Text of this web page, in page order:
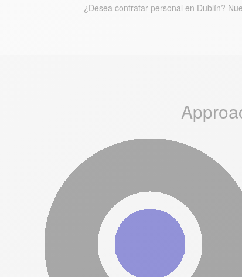
¿Desea contratar personal en Dublín?